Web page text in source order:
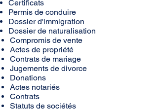
Certificats
Permis de conduire
Dossier d'immigration
Dossier de naturalisation
Compromis de vente
Actes de propriété
Contrats de mariage
Jugements de divorce
Donations
Actes notariés
Contrats
Statuts de sociétés